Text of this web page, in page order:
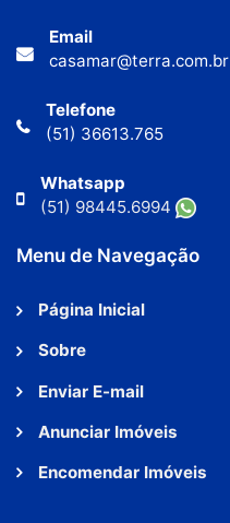
Email
casamar@terra.com.br
Telefone
(51) 36613.765
Whatsapp
(51) 98445.6994
Menu de Navegação
Página Inicial
Sobre
Enviar E-mail
Anunciar Imóveis
Encomendar Imóveis